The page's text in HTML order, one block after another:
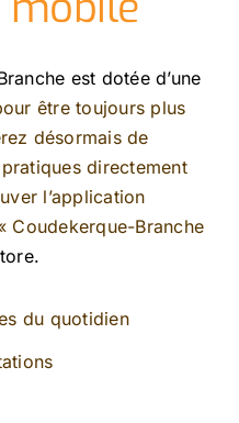
est dotée d’une
être toujours plus
désormais de
directement
l’application
Coudekerque-Branche
du quotidien